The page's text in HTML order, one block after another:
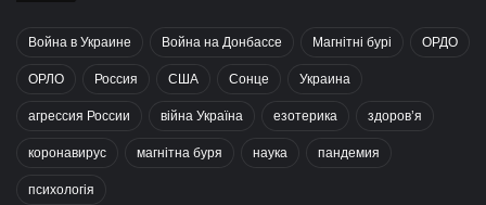
Война в Украине Война на Донбассе Магнітні бурі ОРДО
ОРЛО Россия США Сонце Украина
агрессия России війна Україна езотерика здоров’я
коронавирус магнітна буря наука пандемия
психологія